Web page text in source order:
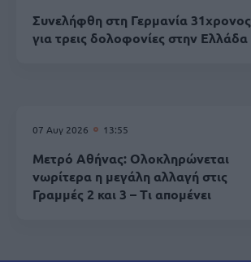
Συνελήφθη στη Γερμανία 31χρονος
για τρεις δολοφονίες στην Ελλάδα
07 Αυγ 2026 13:55
Μετρό Αθήνας: Ολοκληρώνεται
νωρίτερα η μεγάλη αλλαγή στις
Γραμμές 2 και 3 – Τι απομένει